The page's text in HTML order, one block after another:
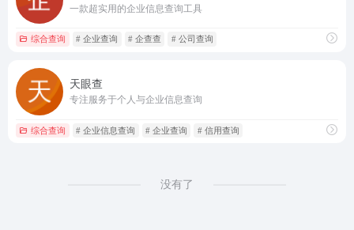
一款超实用的企业信息查询工具
综合查询 # 企业查询 # 企查查 # 公司查询
天眼查
专注服务于个人与企业信息查询
综合查询 # 企业信息查询 # 企业查询 # 信用查询
没有了